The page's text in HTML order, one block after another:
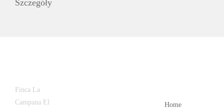
Szczegóły
Finca La
Campana El
Home